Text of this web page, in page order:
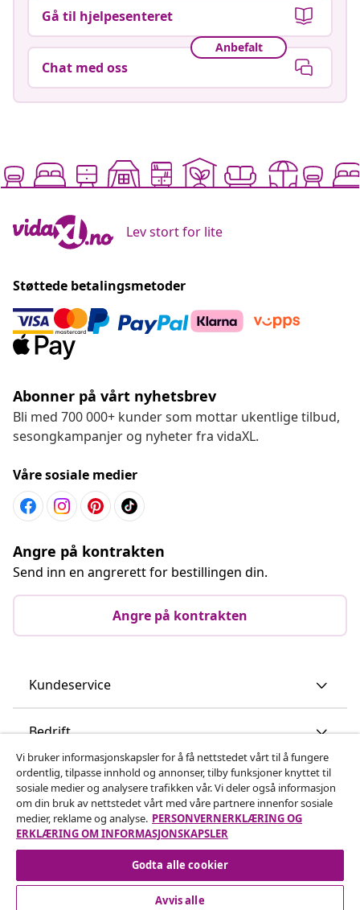
Gå til hjelpesenteret
Anbefalt
Chat med oss
Lev stort for lite
Støttede betalingsmetoder
Abonner på vårt nyhetsbrev
Bli med 700 000+ kunder som mottar ukentlige tilbud,
sesongkampanjer og nyheter fra vidaXL.
Våre sosiale medier
Angre på kontrakten
Send inn en angrerett for bestillingen din.
Angre på kontrakten
Kundeservice
Bedrift
vidaXL
Oppdag mer
Vi bruker informasjonskapsler for å få nettstedet vårt til å fungere
ordentlig, tilpasse innhold og annonser, tilby funksjoner knyttet til
sosiale medier og analysere trafikken vår. Vi deler også informasjon
om din bruk av nettstedet vårt med våre partnere innenfor sosiale
medier, reklame og analyse. PERSONVERNERKLÆRING OG
ERKLÆRING OM INFORMASJONSKAPSLER
Godta alle cookier
Avvis alle